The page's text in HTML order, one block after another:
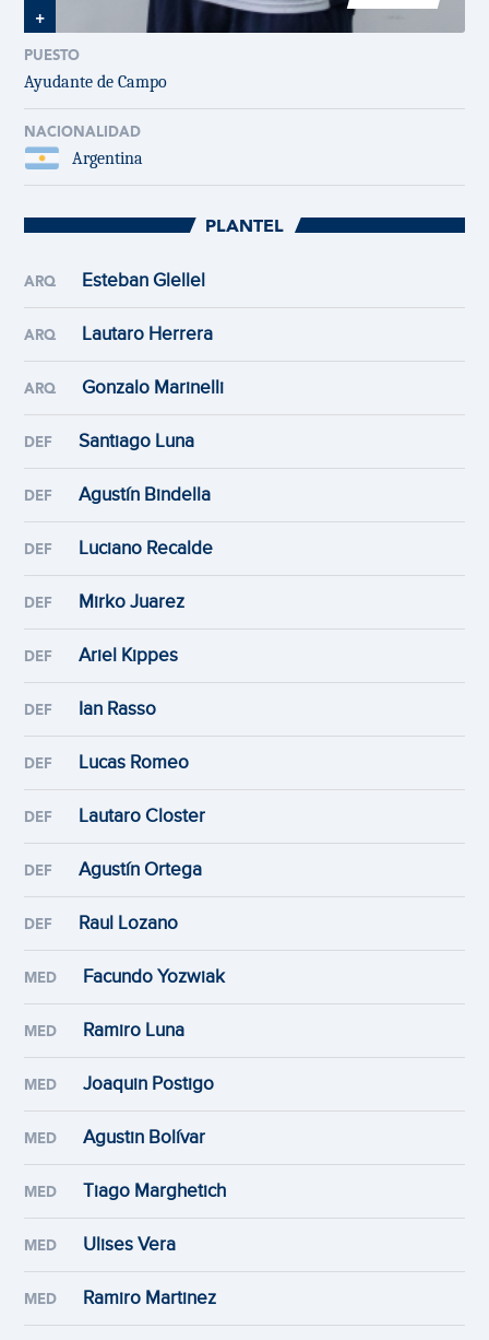
+
PUESTO
Ayudante de Campo
NACIONALIDAD
Argentina
PLANTEL
ARQ Esteban Glellel
ARQ Lautaro Herrera
ARQ Gonzalo Marinelli
DEF Santiago Luna
DEF Agustín Bindella
DEF Luciano Recalde
DEF Mirko Juarez
DEF Ariel Kippes
DEF Ian Rasso
DEF Lucas Romeo
DEF Lautaro Closter
DEF Agustín Ortega
DEF Raul Lozano
MED Facundo Yozwiak
MED Ramiro Luna
MED Joaquin Postigo
MED Agustin Bolívar
MED Tiago Marghetich
MED Ulises Vera
MED Ramiro Martinez